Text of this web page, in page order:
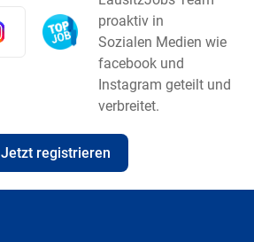
proaktiv in
Sozialen Medien wie
facebook und
Instagram geteilt und
verbreitet.
Jetzt registrieren